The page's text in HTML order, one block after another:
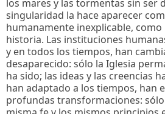
los mares y las tormentas sin ser
singularidad la hace aparecer
humanamente inexplicable,
historia. Las instituciones
y en todos los tiempos, han
desaparecido: sólo la Iglesia
ha sido; las ideas y las creencias
han adaptado a los tiempos, han
profundas transformaciones: